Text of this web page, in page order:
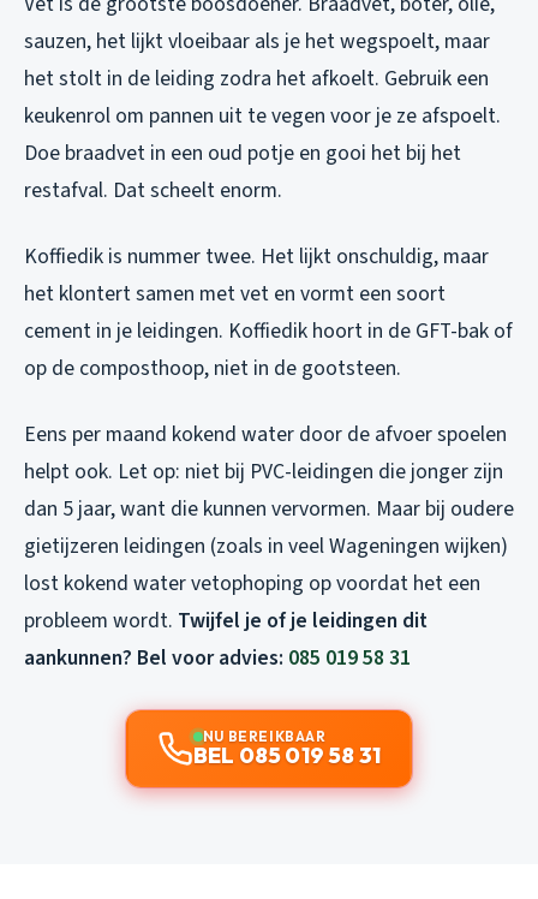
sauzen, het lijkt vloeibaar als je het wegspoelt, maar
het stolt in de leiding zodra het afkoelt. Gebruik een
keukenrol om pannen uit te vegen voor je ze afspoelt.
Doe braadvet in een oud potje en gooi het bij het
restafval. Dat scheelt enorm.
Koffiedik is nummer twee. Het lijkt onschuldig, maar
het klontert samen met vet en vormt een soort
cement in je leidingen. Koffiedik hoort in de GFT-bak of
op de composthoop, niet in de gootsteen.
Eens per maand kokend water door de afvoer spoelen
helpt ook. Let op: niet bij PVC-leidingen die jonger zijn
dan 5 jaar, want die kunnen vervormen. Maar bij oudere
gietijzeren leidingen (zoals in veel Wageningen wijken)
lost kokend water vetophoping op voordat het een
probleem wordt. Twijfel je of je leidingen dit
aankunnen? Bel voor advies: 085 019 58 31
NU BEREIKBAAR
BEL 085 019 58 31